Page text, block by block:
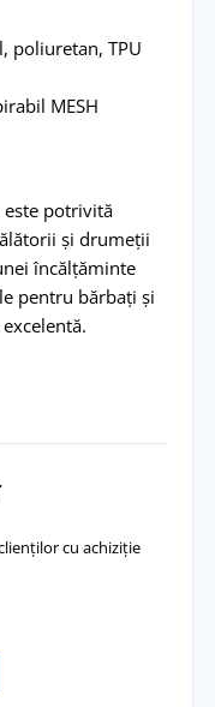
poliuretan, TPU
MESH
este potrivită
și drumeții
încălțăminte
pentru bărbați și
cu achiziție